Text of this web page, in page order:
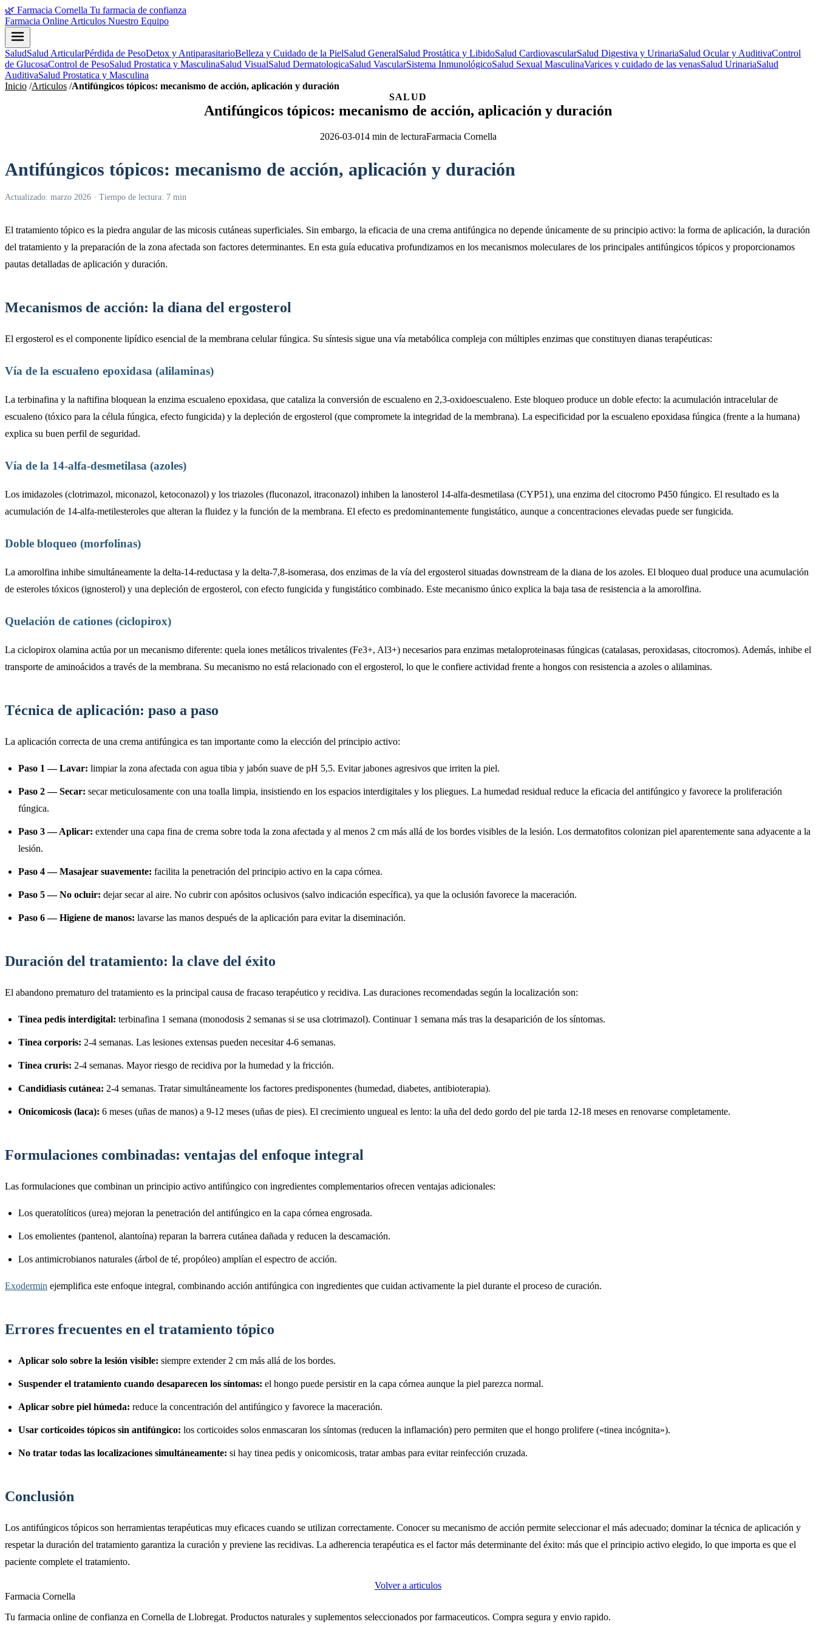
🌿 Farmacia Cornella Tu farmacia de confianza
Farmacia Online Articulos Nuestro Equipo
SaludSalud ArticularPérdida de PesoDetox y AntiparasitarioBelleza y Cuidado de la PielSalud GeneralSalud Prostática y LibidoSalud CardiovascularSalud Digestiva y UrinariaSalud Ocular y AuditivaControl
de GlucosaControl de PesoSalud Prostatica y MasculinaSalud VisualSalud DermatologicaSalud VascularSistema InmunológicoSalud Sexual MasculinaVarices y cuidado de las venasSalud UrinariaSalud
AuditivaSalud Prostatica y Masculina
Inicio /Articulos /Antifúngicos tópicos: mecanismo de acción, aplicación y duración
SALUD
Antifúngicos tópicos: mecanismo de acción, aplicación y duración
2026-03-014 min de lecturaFarmacia Cornella
Antifúngicos tópicos: mecanismo de acción, aplicación y duración
Actualizado: marzo 2026 · Tiempo de lectura: 7 min
El tratamiento tópico es la piedra angular de las micosis cutáneas superficiales. Sin embargo, la eficacia de una crema antifúngica no depende únicamente de su principio activo: la forma de aplicación, la duración
del tratamiento y la preparación de la zona afectada son factores determinantes. En esta guía educativa profundizamos en los mecanismos moleculares de los principales antifúngicos tópicos y proporcionamos
pautas detalladas de aplicación y duración.
Mecanismos de acción: la diana del ergosterol
El ergosterol es el componente lipídico esencial de la membrana celular fúngica. Su síntesis sigue una vía metabólica compleja con múltiples enzimas que constituyen dianas terapéuticas:
Vía de la escualeno epoxidasa (alilaminas)
La terbinafina y la naftifina bloquean la enzima escualeno epoxidasa, que cataliza la conversión de escualeno en 2,3-oxidoescualeno. Este bloqueo produce un doble efecto: la acumulación intracelular de
escualeno (tóxico para la célula fúngica, efecto fungicida) y la depleción de ergosterol (que compromete la integridad de la membrana). La especificidad por la escualeno epoxidasa fúngica (frente a la humana)
explica su buen perfil de seguridad.
Vía de la 14-alfa-desmetilasa (azoles)
Los imidazoles (clotrimazol, miconazol, ketoconazol) y los triazoles (fluconazol, itraconazol) inhiben la lanosterol 14-alfa-desmetilasa (CYP51), una enzima del citocromo P450 fúngico. El resultado es la
acumulación de 14-alfa-metilesteroles que alteran la fluidez y la función de la membrana. El efecto es predominantemente fungistático, aunque a concentraciones elevadas puede ser fungicida.
Doble bloqueo (morfolinas)
La amorolfina inhibe simultáneamente la delta-14-reductasa y la delta-7,8-isomerasa, dos enzimas de la vía del ergosterol situadas downstream de la diana de los azoles. El bloqueo dual produce una acumulación
de esteroles tóxicos (ignosterol) y una depleción de ergosterol, con efecto fungicida y fungistático combinado. Este mecanismo único explica la baja tasa de resistencia a la amorolfina.
Quelación de cationes (ciclopirox)
La ciclopirox olamina actúa por un mecanismo diferente: quela iones metálicos trivalentes (Fe3+, Al3+) necesarios para enzimas metaloproteinasas fúngicas (catalasas, peroxidasas, citocromos). Además, inhibe el
transporte de aminoácidos a través de la membrana. Su mecanismo no está relacionado con el ergosterol, lo que le confiere actividad frente a hongos con resistencia a azoles o alilaminas.
Técnica de aplicación: paso a paso
La aplicación correcta de una crema antifúngica es tan importante como la elección del principio activo:
Paso 1 — Lavar: limpiar la zona afectada con agua tibia y jabón suave de pH 5,5. Evitar jabones agresivos que irriten la piel.
Paso 2 — Secar: secar meticulosamente con una toalla limpia, insistiendo en los espacios interdigitales y los pliegues. La humedad residual reduce la eficacia del antifúngico y favorece la proliferación
fúngica.
Paso 3 — Aplicar: extender una capa fina de crema sobre toda la zona afectada y al menos 2 cm más allá de los bordes visibles de la lesión. Los dermatofitos colonizan piel aparentemente sana adyacente a la
lesión.
Paso 4 — Masajear suavemente: facilita la penetración del principio activo en la capa córnea.
Paso 5 — No ocluir: dejar secar al aire. No cubrir con apósitos oclusivos (salvo indicación específica), ya que la oclusión favorece la maceración.
Paso 6 — Higiene de manos: lavarse las manos después de la aplicación para evitar la diseminación.
Duración del tratamiento: la clave del éxito
El abandono prematuro del tratamiento es la principal causa de fracaso terapéutico y recidiva. Las duraciones recomendadas según la localización son:
Tinea pedis interdigital: terbinafina 1 semana (monodosis 2 semanas si se usa clotrimazol). Continuar 1 semana más tras la desaparición de los síntomas.
Tinea corporis: 2-4 semanas. Las lesiones extensas pueden necesitar 4-6 semanas.
Tinea cruris: 2-4 semanas. Mayor riesgo de recidiva por la humedad y la fricción.
Candidiasis cutánea: 2-4 semanas. Tratar simultáneamente los factores predisponentes (humedad, diabetes, antibioterapia).
Onicomicosis (laca): 6 meses (uñas de manos) a 9-12 meses (uñas de pies). El crecimiento ungueal es lento: la uña del dedo gordo del pie tarda 12-18 meses en renovarse completamente.
Formulaciones combinadas: ventajas del enfoque integral
Las formulaciones que combinan un principio activo antifúngico con ingredientes complementarios ofrecen ventajas adicionales:
Los queratolíticos (urea) mejoran la penetración del antifúngico en la capa córnea engrosada.
Los emolientes (pantenol, alantoína) reparan la barrera cutánea dañada y reducen la descamación.
Los antimicrobianos naturales (árbol de té, propóleo) amplían el espectro de acción.
Exodermin ejemplifica este enfoque integral, combinando acción antifúngica con ingredientes que cuidan activamente la piel durante el proceso de curación.
Errores frecuentes en el tratamiento tópico
Aplicar solo sobre la lesión visible: siempre extender 2 cm más allá de los bordes.
Suspender el tratamiento cuando desaparecen los síntomas: el hongo puede persistir en la capa córnea aunque la piel parezca normal.
Aplicar sobre piel húmeda: reduce la concentración del antifúngico y favorece la maceración.
Usar corticoides tópicos sin antifúngico: los corticoides solos enmascaran los síntomas (reducen la inflamación) pero permiten que el hongo prolifere («tinea incógnita»).
No tratar todas las localizaciones simultáneamente: si hay tinea pedis y onicomicosis, tratar ambas para evitar reinfección cruzada.
Conclusión
Los antifúngicos tópicos son herramientas terapéuticas muy eficaces cuando se utilizan correctamente. Conocer su mecanismo de acción permite seleccionar el más adecuado; dominar la técnica de aplicación y
respetar la duración del tratamiento garantiza la curación y previene las recidivas. La adherencia terapéutica es el factor más determinante del éxito: más que el principio activo elegido, lo que importa es que el
paciente complete el tratamiento.
Volver a articulos
Farmacia Cornella
Tu farmacia online de confianza en Cornella de Llobregat. Productos naturales y suplementos seleccionados por farmaceuticos. Compra segura y envio rapido.